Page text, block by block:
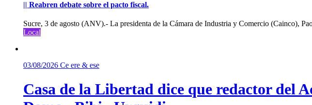
|| Reabren debate sobre el pacto fiscal.
Sucre, 3 de agosto (ANV).- La presidenta de la Cámara de Industria y Comercio (Cainco),
Local
03/08/2026 Ce ere & ese
Casa de la Libertad dice que redactor del